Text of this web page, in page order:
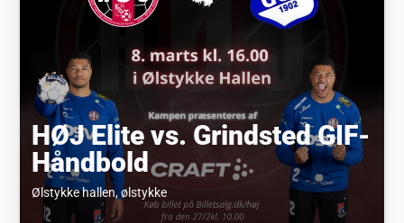
HØJ Elite vs. Grindsted GIF-
Håndbold
Ølstykke hallen, ølstykke